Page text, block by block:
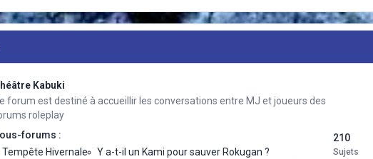
Kabuki
forum est destiné à accueillir les conversations entre MJ et joueurs des
roleplay
forums :
Tempête Hivernale
Y a-t-il un Kami pour sauver Rokugan ?
210
Sujets